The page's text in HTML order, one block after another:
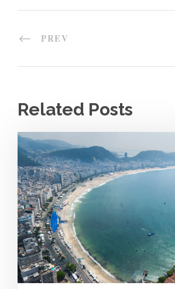
PREV
Related Posts